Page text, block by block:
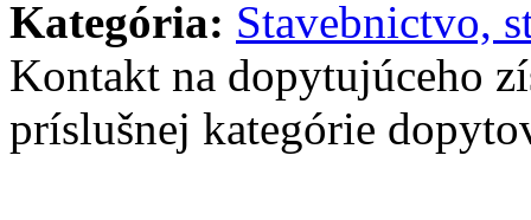
Kategória: Stavebnictvo,
Kontakt na dopytujúceho
príslušnej kategórie